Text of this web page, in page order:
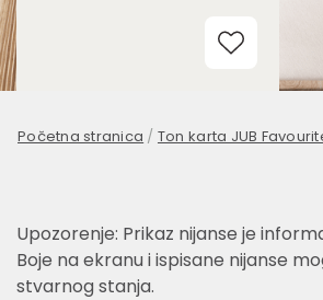
Add to
Početna stranica / Ton karta JUB
Upozorenje: Prikaz nijanse je
Boje na ekranu i ispisane nijanse
stvarnog stanja.